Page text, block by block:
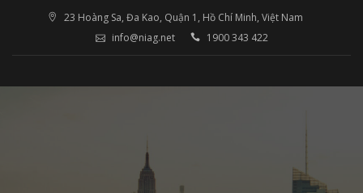
23 Hoàng Sa, Đa Kao, Quận 1, Hồ Chí Minh, Việt Nam
info@niag.net
1900 343 422